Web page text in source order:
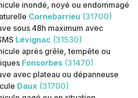
inondé, noyé ou endommagé
Cornebarrieu (31700)
sous 48h maximum avec
Lévignac (31530)
après grêle, tempête ou
Fonsorbes (31470)
avec plateau ou dépanneuse
Daux (31700)